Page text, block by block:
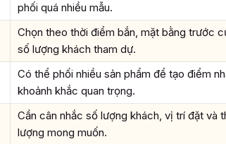
phối quá nhiều mẫu.
Chọn theo thời điểm bắn, mặt bằng trước
số lượng khách tham dự.
Có thể phối nhiều sản phẩm để tạo điểm
khoảnh khắc quan trọng.
Cần cân nhắc số lượng khách, vị trí đặt và
lượng mong muốn.